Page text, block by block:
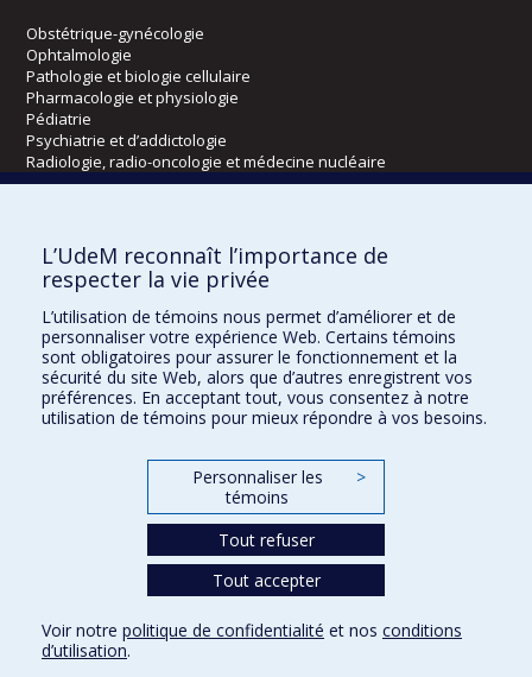
Obstétrique-gynécologie
Ophtalmologie
Pathologie et biologie cellulaire
Pharmacologie et physiologie
Pédiatrie
Psychiatrie et d’addictologie
Radiologie, radio-oncologie et médecine nucléaire
Écoles
Kinésiologie et des sciences de l’activité physique
Orthophonie et audiologie
Réadaptation
Directions
DPC
CPASS
L’UdeM reconnaît l’importance de
respecter la vie privée
L’utilisation de témoins nous permet d’améliorer et de
personnaliser votre expérience Web. Certains témoins
sont obligatoires pour assurer le fonctionnement et la
sécurité du site Web, alors que d’autres enregistrent vos
préférences. En acceptant tout, vous consentez à notre
utilisation de témoins pour mieux répondre à vos besoins.
Personnaliser les
témoins
>
Tout refuser
Tout accepter
Voir notre politique de confidentialité et nos conditions
d’utilisation.